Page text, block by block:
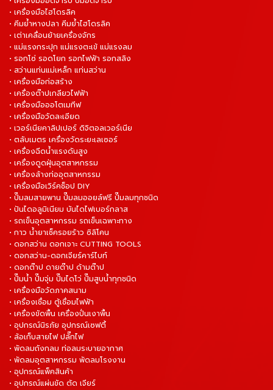
• เครื่องมือไฮโดรลิค
• คีมย้ำหางปลา คีมย้ำไฮโดรลิค
• เต่าเคลื่อนย้ายเครื่องจักร
• แม่แรงกระปุก แม่แรงตะเข้ แม่แรงลม
• รอกโซ่ รอดโยก รอกไฟฟ้า รอกสลิง
• สว่านแท่นแม่เหล็ก แท่นสว่าน
• เครื่องมือก่อสร้าง
• เครื่องต๊าปเกลียวไฟฟ้า
• เครื่องมือออโตเมทีฟ
• เครื่องมือวัดละเอียด
• เวอร์เนียคาลิปเปอร์ ดิจิตอลเวอร์เนีย
• ตลับเมตร เครื่องวัดระยะเลเซอร์
• เครื่องฉีดน้ำแรงดันสูง
• เครื่องดูดฝุ่นอุตสาหกรรม
• เครื่องล้างท่ออุตสาหกรรม
• เครื่องมือเวิร์คช็อป DIY
• ปั๊มลมสายพาน ปั๊มลมออยล์ฟรี ปั๊มลมทุกชนิด
• ปันไดอลูมิเนียม บันไดไฟเบอร์กลาส
• รถเข็นอุตสาหกรรม รถเข็นเฉพาะทาง
• กาว น้ำยาเช็ครอยร้าว ซิลิโคน
• ดอกสว่าน ดอกเจาะ CUTTING TOOLS
• ดอกสว่าน-ดอกเจียร์คาร์ไบท์
• ดอกต๊าป ดายต๊าป ด้ามต๊าป
• ปั๊มน้ำ ปั๊มจุ่ม ปั๊มไดโว่ ปั๊มสูบน้ำทุกชนิด
• เครื่องมือวัดภาคสนาม
• เครื่องเชื่อม ตู้เชื่อมไฟฟ้า
• เครื่องขัดพื้น เครื่องปั่นเงาพื้น
• อุปกรณ์นิรภัย อุปกรณ์เซฟตี้
• ล้อเก็บสายไฟ ปลั๊กไฟ
• พัดลมถังกลม ท่อลมระบายอากาศ
• พัดลมอุตสาหกรรม พัดลมโรงงาน
• อุปกรณ์แพ็คสินค้า
• อุปกรณ์แผ่นขัด ตัด เจียร์